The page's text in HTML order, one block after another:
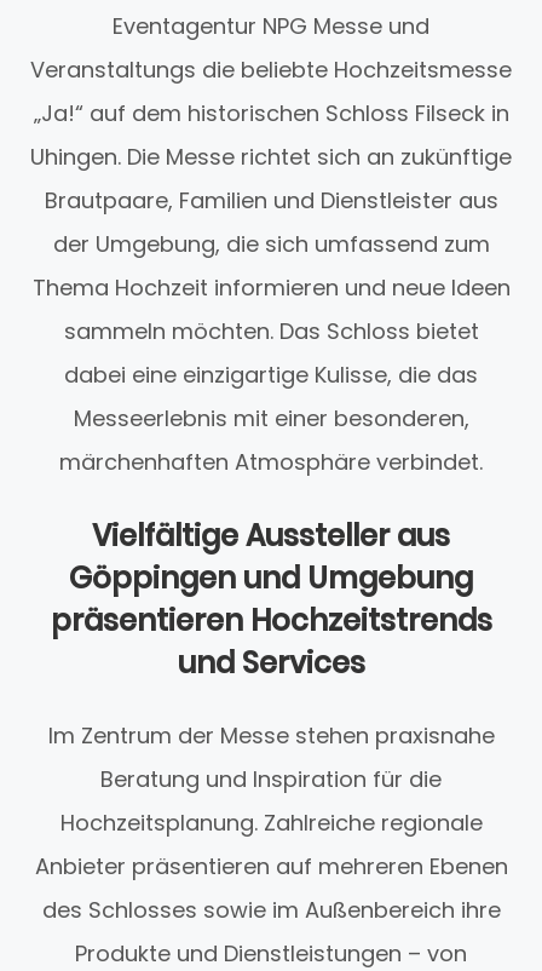
Eventagentur NPG Messe und
Veranstaltungs die beliebte Hochzeitsmesse
„Ja!“ auf dem historischen Schloss Filseck in
Uhingen. Die Messe richtet sich an zukünftige
Brautpaare, Familien und Dienstleister aus
der Umgebung, die sich umfassend zum
Thema Hochzeit informieren und neue Ideen
sammeln möchten. Das Schloss bietet
dabei eine einzigartige Kulisse, die das
Messeerlebnis mit einer besonderen,
märchenhaften Atmosphäre verbindet.
Vielfältige Aussteller aus
Göppingen und Umgebung
präsentieren Hochzeitstrends
und Services
Im Zentrum der Messe stehen praxisnahe
Beratung und Inspiration für die
Hochzeitsplanung. Zahlreiche regionale
Anbieter präsentieren auf mehreren Ebenen
des Schlosses sowie im Außenbereich ihre
Produkte und Dienstleistungen – von